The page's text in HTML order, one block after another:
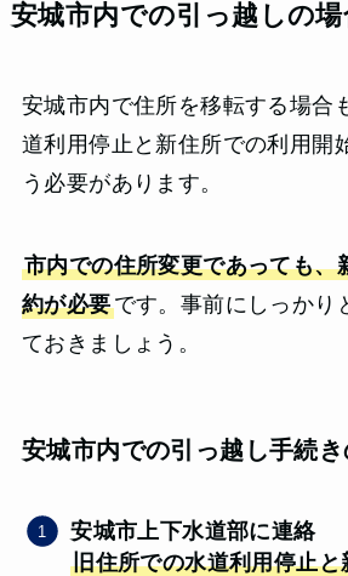
安城市内での引っ越しの場
安城市内で住所を移転する場合
道利用停止と新住所での利用開
う必要があります。
市内での住所変更であっても、
約が必要です。事前にしっかり
ておきましょう。
安城市内での引っ越し手続
安城市上下水道部に連絡
旧住所での水道利用停止